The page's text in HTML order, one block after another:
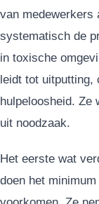
van medewerkers
systematisch de
in toxische
leidt tot uitputting,
hulpeloosheid. Ze
uit noodzaak.
Het eerste wat
doen het